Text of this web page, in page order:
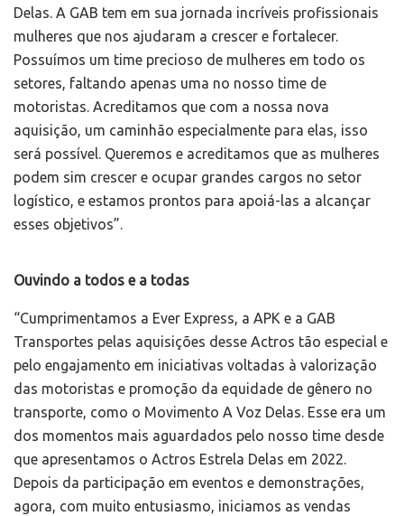
Delas. A GAB tem em sua jornada incríveis profissionais
mulheres que nos ajudaram a crescer e fortalecer.
Possuímos um time precioso de mulheres em todo os
setores, faltando apenas uma no nosso time de
motoristas. Acreditamos que com a nossa nova
aquisição, um caminhão especialmente para elas, isso
será possível. Queremos e acreditamos que as mulheres
podem sim crescer e ocupar grandes cargos no setor
logístico, e estamos prontos para apoiá-las a alcançar
esses objetivos”.
Ouvindo a todos e a todas
“Cumprimentamos a Ever Express, a APK e a GAB
Transportes pelas aquisições desse Actros tão especial e
pelo engajamento em iniciativas voltadas à valorização
das motoristas e promoção da equidade de gênero no
transporte, como o Movimento A Voz Delas. Esse era um
dos momentos mais aguardados pelo nosso time desde
que apresentamos o Actros Estrela Delas em 2022.
Depois da participação em eventos e demonstrações,
agora, com muito entusiasmo, iniciamos as vendas